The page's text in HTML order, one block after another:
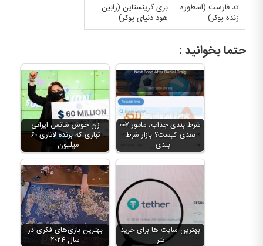
تد فارست (اسطوره
زنده پوکر)
بری گرینستاین (رابین
هود دنیای پوکر)
حتما بخوانید :
زن خوش شانس ایرانی
تباری که برنده لاتاری ۶۰
میلیون…
شرط بندی جذاب، مامور ۰۰۷
بعدی کیست؟ بازار شرط
بندی…
بهترین بازی‌های فکری در
سال ۲۰۲۴
بهترین سایت ها برای خرید
تتر